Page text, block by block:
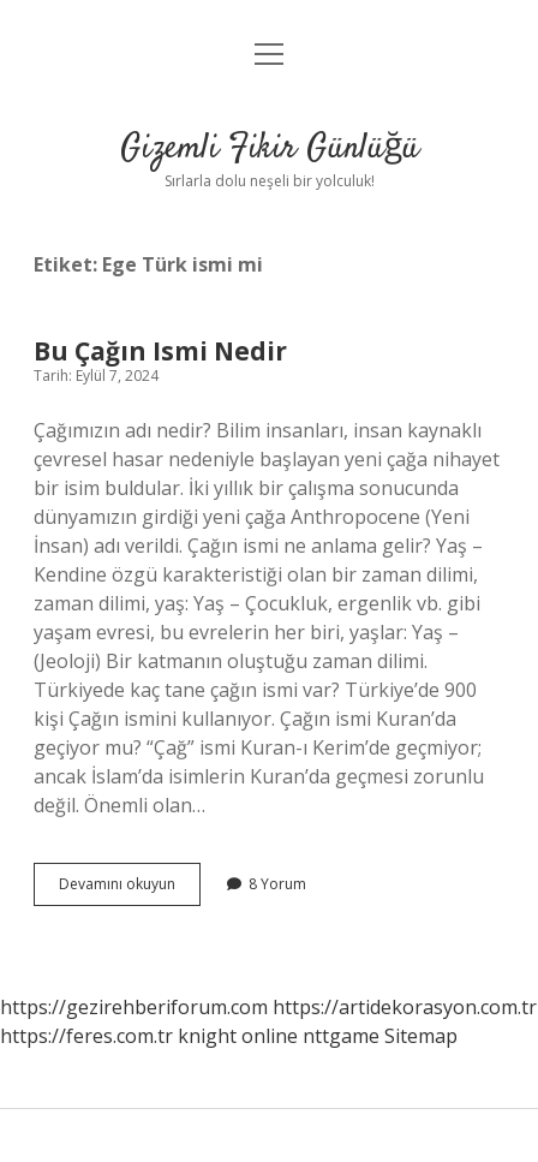
Anasayfa
Yasal Uyarı
menüyü
Gizemli Fikir Günlüğü
Sırlarla dolu neşeli bir yolculuk!
Etiket: Ege Türk ismi mi
Bu Çağın Ismi Nedir
Tarih: Eylül 7, 2024
Çağımızın adı nedir? Bilim insanları, insan kaynaklı
çevresel hasar nedeniyle başlayan yeni çağa nihayet
bir isim buldular. İki yıllık bir çalışma sonucunda
dünyamızın girdiği yeni çağa Anthropocene (Yeni
İnsan) adı verildi. Çağın ismi ne anlama gelir? Yaş –
Kendine özgü karakteristiği olan bir zaman dilimi,
zaman dilimi, yaş: Yaş – Çocukluk, ergenlik vb. gibi
yaşam evresi, bu evrelerin her biri, yaşlar: Yaş –
(Jeoloji) Bir katmanın oluştuğu zaman dilimi.
Türkiyede kaç tane çağın ismi var? Türkiye’de 900
kişi Çağın ismini kullanıyor. Çağın ismi Kuran’da
geçiyor mu? “Çağ” ismi Kuran-ı Kerim’de geçmiyor;
ancak İslam’da isimlerin Kuran’da geçmesi zorunlu
değil. Önemli olan…
Devamını okuyun
Çağın
8 Yorum
https://gezirehberiforum.com https://artidekorasyon.com.tr
https://feres.com.tr knight online nttgame Sitemap